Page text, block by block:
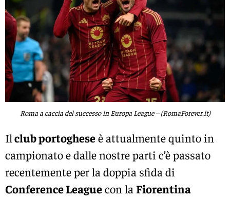
Roma a caccia del successo in Europa League – (RomaForever.it)
Ilclub portogheseè attualmente quinto in
campionato e dalle nostre parti c’è passato
recentemente per la doppia sfida di
Conference Leaguecon la Fiorentina